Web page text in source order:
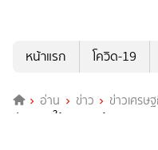
หน้าแรก
โควิด-19
อ่าน ข่าว ข่าวเศรษ
ประชาชนใช้ EV เผยข้อเสนอส